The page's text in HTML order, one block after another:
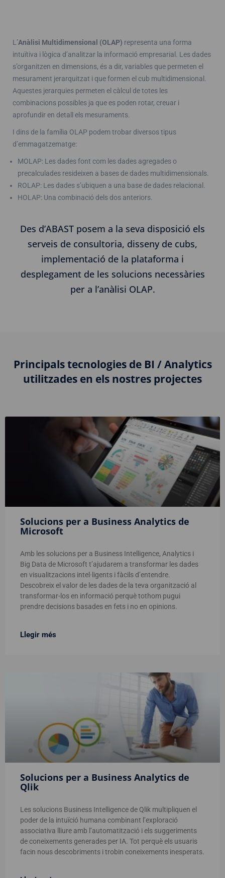
L’Anàlisi Multidimensional (OLAP) representa una forma
intuïtiva i lògica d’analitzar la informació empresarial. Les dades
s’organitzen en dimensions, és a dir, variables que permeten el
mesurament jerarquitzat i que formen el cub multidimensional.
Aquestes jerarquies permeten el càlcul de totes les
combinacions possibles ja que es poden rotar, creuar i
aprofundir en detall els mesuraments.
I dins de la família OLAP podem trobar diversos tipus
d’emmagatzematge:
MOLAP: Les dades font com les dades agregades o
precalculades resideixen a bases de dades multidimensionals.
ROLAP: Les dades s’ubiquen a una base de dades relacional.
HOLAP: Una combinació dels dos anteriors.
Des d’ABAST posem a la seva disposició els
serveis de consultoria, disseny de cubs,
implementació de la plataforma i
desplegament de les solucions necessàries
per a l’anàlisi OLAP.
Principals tecnologies de BI / Analytics
utilitzades en els nostres projectes
Solucions per a Business Analytics de
Microsoft
Amb les solucions per a Business Intelligence, Analytics i
Big Data de Microsoft t’ajudarem a transformar les dades
en visualitzacions intel·ligents i fàcils d’entendre.
Descobreix el valor de les dades de la teva organització al
transformar-los en informació perquè tothom pugui
prendre decisions basades en fets i no en opinions.
Llegir més
Solucions per a Business Analytics de
Qlik
Les solucions Business Intelligence de Qlik multipliquen el
poder de la intuïció humana combinant l’exploració
associativa lliure amb l’automatització i els suggeriments
de coneixements generades per IA. Tot perquè els usuaris
facin nous descobriments i trobin coneixements inesperats.